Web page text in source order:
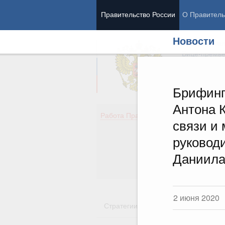
Правительство России О
Новости
Антона
связи и
2 июня 2020
Вице-
Работа Правительства
Стратегии Государственные